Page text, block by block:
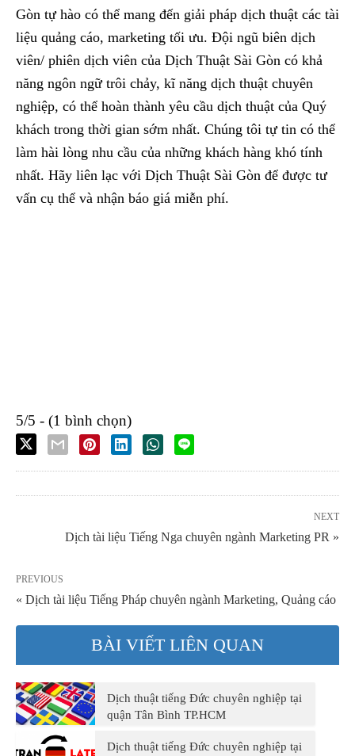
Gòn tự hào có thể mang đến giải pháp dịch thuật các tài
liệu quảng cáo, marketing tối ưu. Đội ngũ biên dịch
viên/ phiên dịch viên của Dịch Thuật Sài Gòn có khả
năng ngôn ngữ trôi chảy, kĩ năng dịch thuật chuyên
nghiệp, có thể hoàn thành yêu cầu dịch thuật của Quý
khách trong thời gian sớm nhất. Chúng tôi tự tin có thể
làm hài lòng nhu cầu của những khách hàng khó tính
nhất. Hãy liên lạc với Dịch Thuật Sài Gòn để được tư
vấn cụ thể và nhận báo giá miễn phí.
5/5 - (1 bình chọn)
NEXT
Dịch tài liệu Tiếng Nga chuyên ngành Marketing PR »
PREVIOUS
« Dịch tài liệu Tiếng Pháp chuyên ngành Marketing, Quảng cáo
BÀI VIẾT LIÊN QUAN
Dịch thuật tiếng Đức chuyên nghiệp tại
quận Tân Bình TP.HCM
Dịch thuật tiếng Đức chuyên nghiệp tại